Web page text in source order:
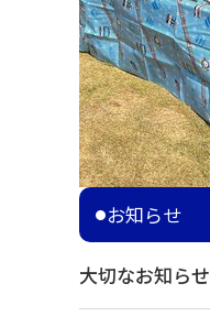
お知らせ
大切なお知らせ